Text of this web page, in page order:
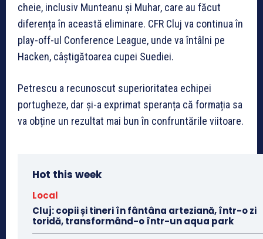
cheie, inclusiv Munteanu și Muhar, care au făcut
diferența în această eliminare. CFR Cluj va continua în
play-off-ul Conference League, unde va întâlni pe
Hacken, câștigătoarea cupei Suediei.
Petrescu a recunoscut superioritatea echipei
portugheze, dar și-a exprimat speranța că formația sa
va obține un rezultat mai bun în confruntările viitoare.
Hot this week
Local
Cluj: copii și tineri în fântâna arteziană, într-o zi
toridă, transformând-o într-un aqua park